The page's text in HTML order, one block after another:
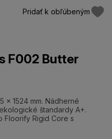
Pridať k obľúbeným
F002 Butter
x 1524 mm. Nádherné
štandardy A+.
Floorify Rigid Core s